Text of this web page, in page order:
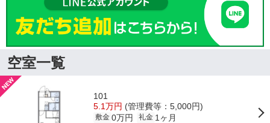
空室一覧
101
5.1万円 (管理費等：5,000円)
敷金 0万円 礼金 1ヶ月